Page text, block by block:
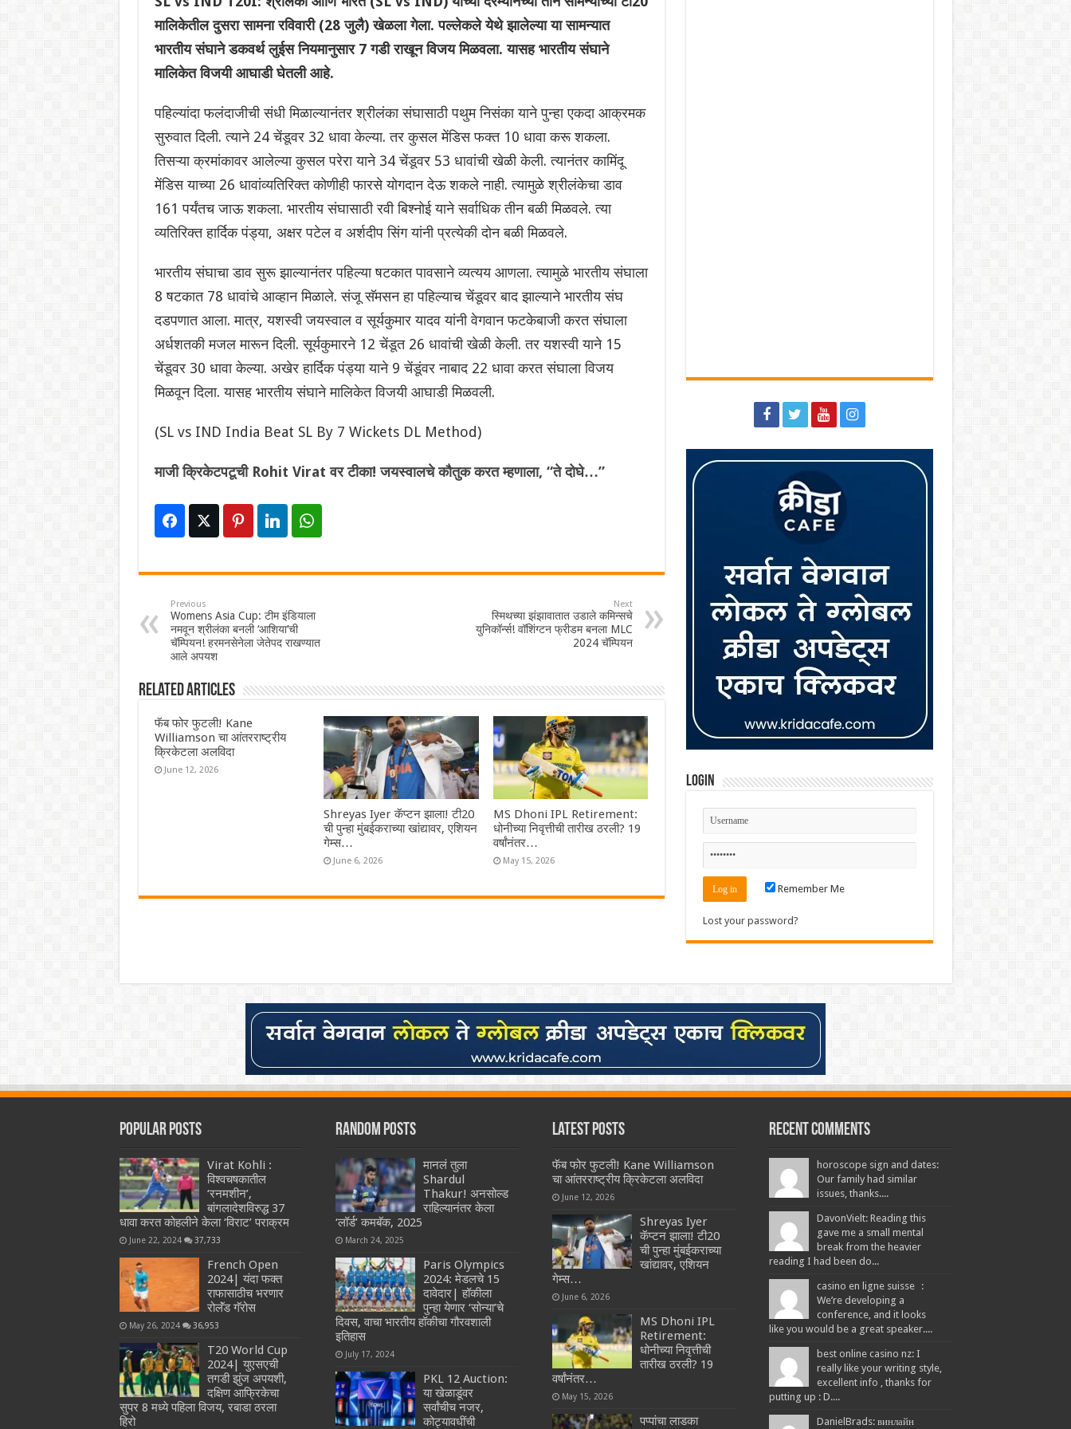
मालिकेतील दुसरा सामना रविवारी (28 जुलै) खेळला गेला. पल्लेकले येथे झालेल्या या सामन्यात
भारतीय संघाने डकवर्थ लुईस नियमानुसार 7 गडी राखून विजय मिळवला. यासह भारतीय संघाने
मालिकेत विजयी आघाडी घेतली आहे.
पहिल्यांदा फलंदाजीची संधी मिळाल्यानंतर श्रीलंका संघासाठी पथुम निसंका याने पुन्हा एकदा आक्रमक
सुरुवात दिली. त्याने 24 चेंडूवर 32 धावा केल्या. तर कुसल मेंडिस फक्त 10 धावा करू शकला.
तिसऱ्या क्रमांकावर आलेल्या कुसल परेरा याने 34 चेंडूवर 53 धावांची खेळी केली. त्यानंतर कामिंदू
मेंडिस याच्या 26 धावांव्यतिरिक्त कोणीही फारसे योगदान देऊ शकले नाही. त्यामुळे श्रीलंकेचा डाव
161 पर्यंतच जाऊ शकला. भारतीय संघासाठी रवी बिश्नोई याने सर्वाधिक तीन बळी मिळवले. त्या
व्यतिरिक्त हार्दिक पंड्या, अक्षर पटेल व अर्शदीप सिंग यांनी प्रत्येकी दोन बळी मिळवले.
भारतीय संघाचा डाव सुरू झाल्यानंतर पहिल्या षटकात पावसाने व्यत्यय आणला. त्यामुळे भारतीय संघाला
8 षटकात 78 धावांचे आव्हान मिळाले. संजू सॅमसन हा पहिल्याच चेंडूवर बाद झाल्याने भारतीय संघ
दडपणात आला. मात्र, यशस्वी जयस्वाल व सूर्यकुमार यादव यांनी वेगवान फटकेबाजी करत संघाला
अर्धशतकी मजल मारून दिली. सूर्यकुमारने 12 चेंडूत 26 धावांची खेळी केली. तर यशस्वी याने 15
चेंडूवर 30 धावा केल्या. अखेर हार्दिक पंड्या याने 9 चेंडूंवर नाबाद 22 धावा करत संघाला विजय
मिळवून दिला. यासह भारतीय संघाने मालिकेत विजयी आघाडी मिळवली.
(SL vs IND India Beat SL By 7 Wickets DL Method)
माजी क्रिकेटपटूची Rohit Virat वर टीका! जयस्वालचे कौतुक करत म्हणाला, “ते दोघे…”
Previous
Womens Asia Cup: टीम इंडियाला
नमवून श्रीलंका बनली ‘आशिया’ची
चॅम्पियन! हरमनसेनेला जेतेपद राखण्यात
आले अपयश
Next
स्मिथच्या झंझावातात उडाले कमिन्सचे
युनिकॉर्न्स! वॉशिंग्टन फ्रीडम बनला MLC
2024 चॅम्पियन
Related Articles
फॅब फोर फुटली! Kane
Williamson चा आंतरराष्ट्रीय
क्रिकेटला अलविदा
June 12, 2026
Shreyas Iyer कॅप्टन झाला! टी20
ची पुन्हा मुंबईकराच्या खांद्यावर, एशियन
गेम्स…
June 6, 2026
MS Dhoni IPL Retirement:
धोनीच्या निवृत्तीची तारीख ठरली? 19
वर्षांनंतर…
May 15, 2026
Login
Remember Me
Lost your password?
Popular Posts
Virat Kohli :
विश्वचषकातील
‘रनमशीन’,
बांगलादेशविरुद्ध 37
धावा करत कोहलीने केला ‘विराट’ पराक्रम
June 22, 2024 37,733
French Open
2024| यंदा फक्त
राफासाठीच भरणार
रोलॅंड गॅरोस
May 26, 2024 36,953
T20 World Cup
2024| युएसएची
तगडी झुंज अपयशी,
दक्षिण आफ्रिकेचा
सुपर 8 मध्ये पहिला विजय, रबाडा ठरला
हिरो
Random Posts
मानलं तुला
Shardul
Thakur! अनसोल्ड
राहिल्यानंतर केला
‘लॉर्ड’ कमबॅक, 2025
March 24, 2025
Paris Olympics
2024: मेडलचे 15
दावेदार| हॉकीला
पुन्हा येणार ‘सोन्या’चे
दिवस, वाचा भारतीय हॉकीचा गौरवशाली
इतिहास
July 17, 2024
PKL 12 Auction:
या खेळाडूंवर
सर्वांचीच नजर,
कोट्यावधींची
Latest Posts
फॅब फोर फुटली! Kane Williamson
चा आंतरराष्ट्रीय क्रिकेटला अलविदा
June 12, 2026
Shreyas Iyer
कॅप्टन झाला! टी20
ची पुन्हा मुंबईकराच्या
खांद्यावर, एशियन
गेम्स…
June 6, 2026
MS Dhoni IPL
Retirement:
धोनीच्या निवृत्तीची
तारीख ठरली? 19
वर्षांनंतर…
May 15, 2026
पप्पांचा लाडका
Recent Comments
horoscope sign and dates:
Our family had similar
issues, thanks....
DavonVielt: Reading this
gave me a small mental
break from the heavier
reading I had been do...
casino en ligne suisse :
We’re developing a
conference, and it looks
like you would be a great speaker....
best online casino nz: I
really like your writing style,
excellent info , thanks for
putting up : D....
DanielBrads: винлайн